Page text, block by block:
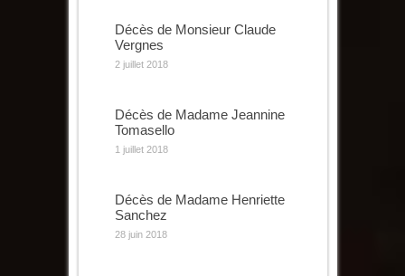
Décès de Monsieur Claude
Vergnes
2 juillet 2018
Décès de Madame Jeannine
Tomasello
1 juillet 2018
Décès de Madame Henriette
Sanchez
28 juin 2018